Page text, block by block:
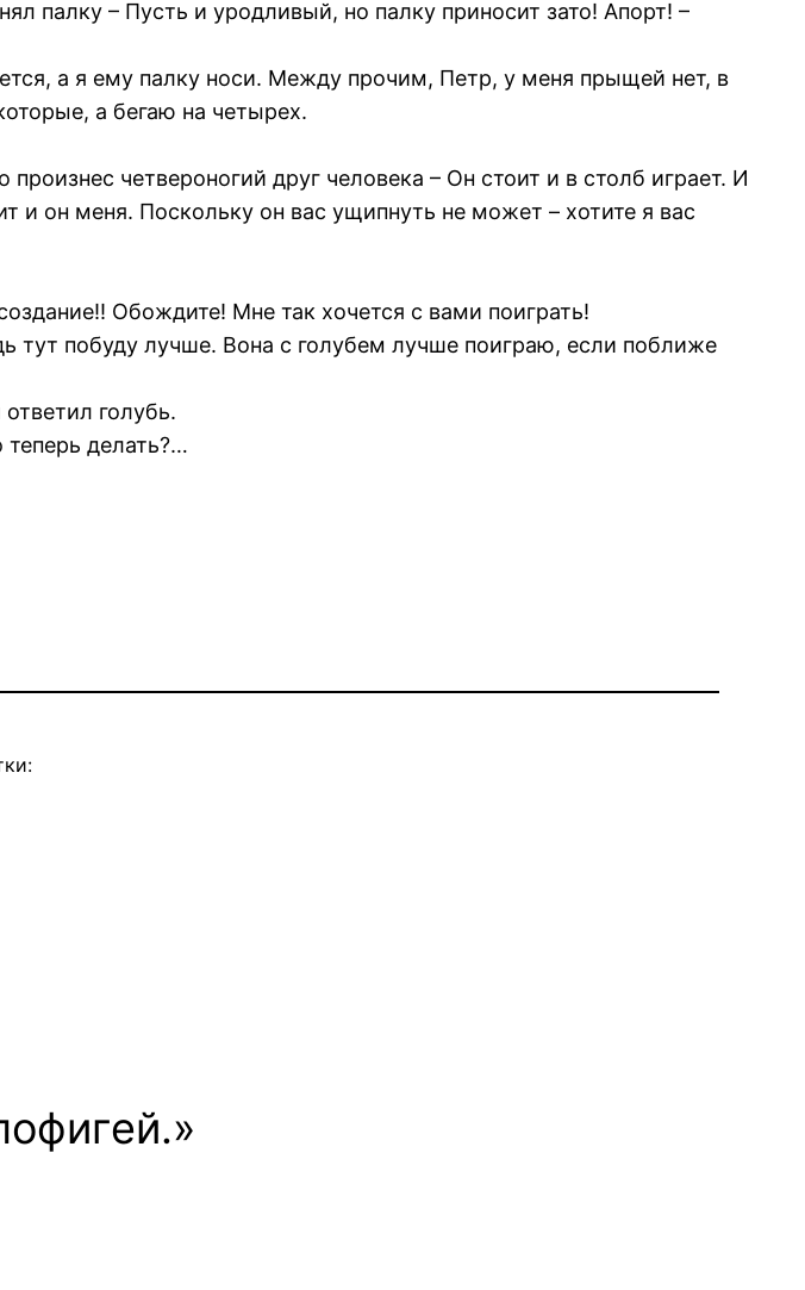
палку – Пусть и уродливый, но палку приносит зато! Апорт! –
а я ему палку носи. Между прочим, Петр, у меня прыщей нет, в
а бегаю на четырех.
четвероногий друг человека – Он стоит и в столб играет. И
и он меня. Поскольку он вас ущипнуть не может – хотите я вас
Обождите! Мне так хочется с вами поиграть!
тут побуду лучше. Вона с голубем лучше поиграю, если поближе
голубь.
делать?…